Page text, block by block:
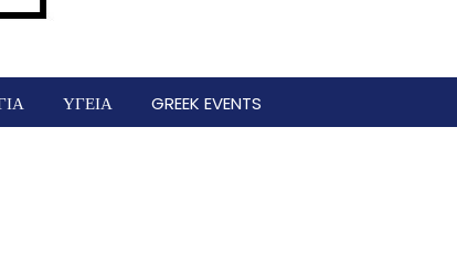
ΥΓΕΙΑ GREEK EVENTS